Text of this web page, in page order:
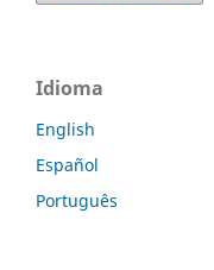
Idioma
English
Español
Português